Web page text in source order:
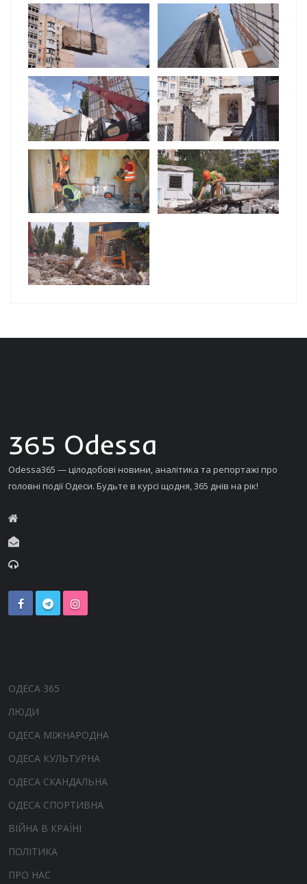
Odessa365 — цілодобові новини, аналітика та репортажі про
головні події Одеси. Будьте в курсі щодня, 365 днів на рік!
ОДЕСА 365
ЛЮДИ
ОДЕСА МІЖНАРОДНА
ОДЕСА КУЛЬТУРНА
ОДЕСА СКАНДАЛЬНА
ОДЕСА СПОРТИВНА
ВІЙНА В КРАЇНІ
ПОЛІТИКА
ПРО НАС